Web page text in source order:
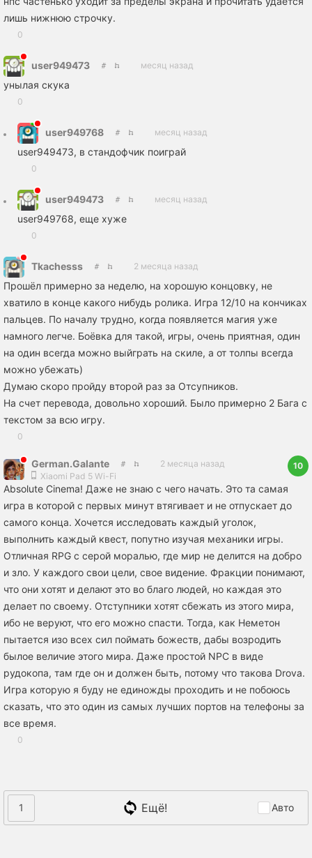
лишь нижнюю строчку.
0
user949473 месяц назад
унылая скука
0
user949768 месяц назад
user949473, в стандофчик поиграй
0
user949473 месяц назад
user949768, еще хуже
0
Tkachesss 2 месяца назад
Прошёл примерно за неделю, на хорошую концовку, не
хватило в конце какого нибудь ролика. Игра 12/10 на кончиках
пальцев. По началу трудно, когда появляется магия уже
намного легче. Боёвка для такой, игры, очень приятная, один
на один всегда можно выйграть на скиле, а от толпы всегда
можно убежать)
Думаю скоро пройду второй раз за Отсупников.
На счет перевода, довольно хороший. Было примерно 2 Бага с
текстом за всю игру.
0
German.Galante
2 месяца назад
Xiaomi Pad 5 Wi-Fi
10
Absolute Cinema! Даже не знаю с чего начать. Это та самая
игра в которой с первых минут втягивает и не отпускает до
самого конца. Хочется исследовать каждый уголок,
выполнить каждый квест, попутно изучая механики игры.
Отличная RPG с серой моралью, где мир не делится на добро
и зло. У каждого свои цели, свое видение. Фракции понимают,
что они хотят и делают это во благо людей, но каждая это
делает по своему. Отступники хотят сбежать из этого мира,
ибо не веруют, что его можно спасти. Тогда, как Неметон
пытается изо всех сил поймать божеств, дабы возродить
былое величие этого мира. Даже простой NPC в виде
рудокопа, там где он и должен быть, потому что такова Drova.
Игра которую я буду не единожды проходить и не побоюсь
сказать, что это один из самых лучших портов на телефоны за
все время.
0
1 Ещё! Авто